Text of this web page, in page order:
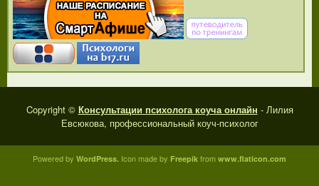
Copyright © Консультации психолога коуча онлайн - Лилия
Евсюкова, профессиональный коуч-психолог
Powered by WordPress. Icon made by Freepik from www.flaticon.com